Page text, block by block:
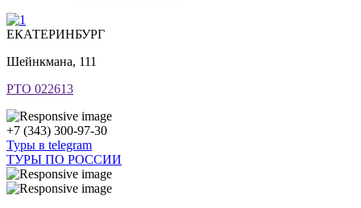
ЕКАТЕРИНБУРГ
Шейнкмана, 111
РТО 022613
+7 (343) 300-97-30
Туры в telegram
ТУРЫ ПО РОССИИ